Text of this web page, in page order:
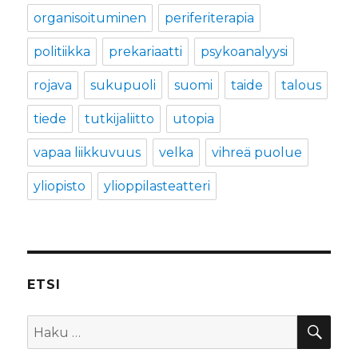
organisoituminen periferiterapia
politiikka prekariaatti psykoanalyysi
rojava sukupuoli suomi taide talous
tiede tutkijaliitto utopia
vapaa liikkuvuus velka vihreä puolue
yliopisto ylioppilasteatteri
ETSI
Etsi: